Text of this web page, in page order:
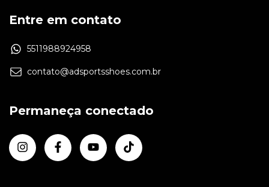
Entre em contato
5511988924958
contato@adsportsshoes.com.br
Permaneça conectado